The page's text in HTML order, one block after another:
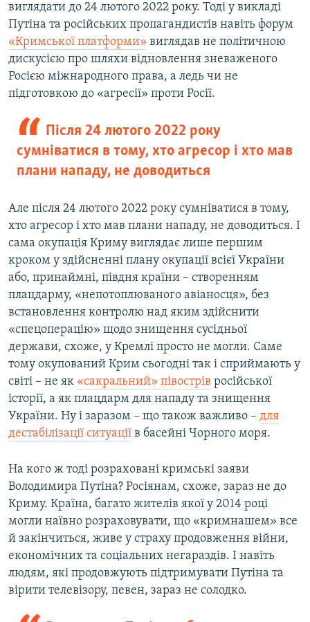
виглядати до 24 лютого 2022 року. Тоді у викладі
Путіна та російських пропагандистів навіть форум
«Кримської платформи» виглядав не політичною
дискусією про шляхи відновлення зневаженого
Росією міжнародного права, а ледь чи не
підготовкою до «агресії» проти Росії.
Після 24 лютого 2022 року
сумніватися в тому, хто агресор і хто мав
плани нападу, не доводиться
Але після 24 лютого 2022 року сумніватися в тому,
хто агресор і хто мав плани нападу, не доводиться. І
сама окупація Криму виглядає лише першим
кроком у здійсненні плану окупації всієї України
або, принаймні, півдня країни – створенням
плацдарму, «непотоплюваного авіаносця», без
встановлення контролю над яким здійснити
«спецоперацію» щодо знищення сусідньої
держави, схоже, у Кремлі просто не могли. Саме
тому окупований Крим сьогодні так і сприймають у
світі – не як «сакральний» півострів російської
історії, а як плацдарм для нападу та знищення
України. Ну і заразом – що також важливо – для
дестабілізації ситуації в басейні Чорного моря.
На кого ж тоді розраховані кримські заяви
Володимира Путіна? Росіянам, схоже, зараз не до
Криму. Країна, багато жителів якої у 2014 році
могли наївно розраховувати, що «кримнашем» все
й закінчиться, живе у страху продовження війни,
економічних та соціальних негараздів. І навіть
людям, які продовжують підтримувати Путіна та
вірити телевізору, певен, зараз не солодко.